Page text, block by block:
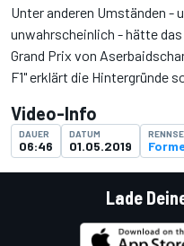
Unter anderen Umständen -
unwahrscheinlich - hätte
Grand Prix von
F1" erklärt die Hintergründe
Video-Info
DAUER
06:46
DATUM
01.05.2019
Lade